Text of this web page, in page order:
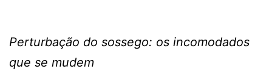
Perturbação do sossego: os incomodados
que se mudem